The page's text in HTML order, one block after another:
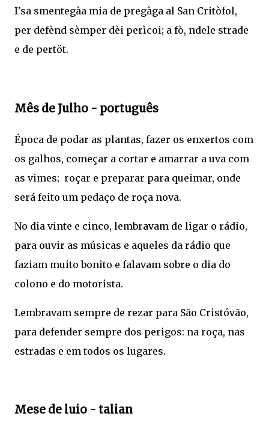
I'sa smentegàa mia de pregàga al San Critòfol,
per defènd sèmper dèi perìcoi; a fò, ndele strade
e de pertöt.
Mês de Julho - português
Época de podar as plantas, fazer os enxertos com
os galhos, começar a cortar e amarrar a uva com
as vimes; roçar e preparar para queimar, onde
será feito um pedaço de roça nova.
No dia vinte e cinco, lembravam de ligar o rádio,
para ouvir as músicas e aqueles da rádio que
faziam muito bonito e falavam sobre o dia do
colono e do motorista.
Lembravam sempre de rezar para São Cristóvão,
para defender sempre dos perigos: na roça, nas
estradas e em todos os lugares.
Mese de luio - talian